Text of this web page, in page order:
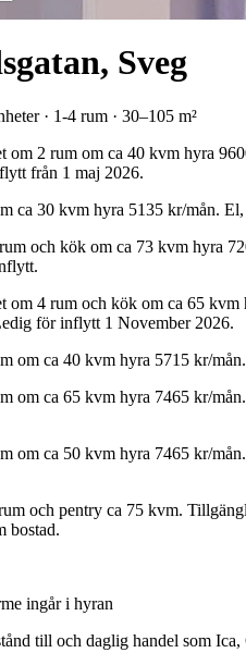
Sveg
· 1-4 rum · 30–105 m²
om 2 rum om ca 40 kvm hyra
från 1 maj 2026.
ca 30 kvm hyra 5135 kr/mån. El,
rum och kök om ca 73 kvm hyra
om 4 rum och kök om ca 65 kvm
förinflytt 1 November2026.
om ca 40 kvm hyra 5715 kr/mån.
om ca 65 kvm hyra 7465 kr/mån.
om ca 50 kvm hyra 7465 kr/mån.
och pentry ca 75 kvm.
bostad.
ingåri hyran
till och daglig handel som Ica,